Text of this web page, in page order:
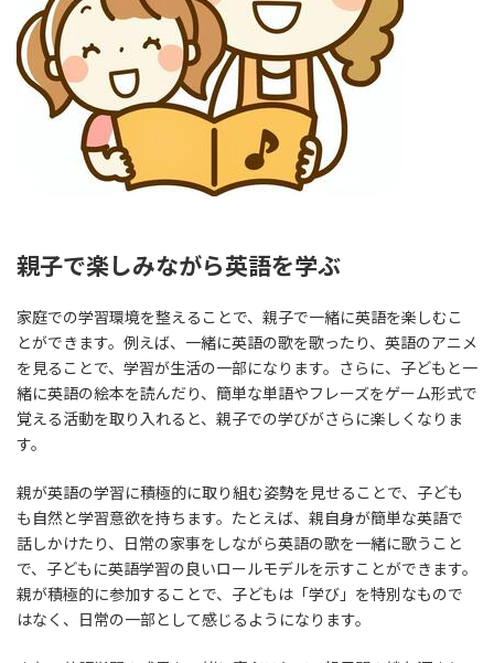
親子で楽しみながら英語を学ぶ
家庭での学習環境を整えることで、親子で一緒に英語を楽しむこ
とができます。例えば、一緒に英語の歌を歌ったり、英語のアニメ
を見ることで、学習が生活の一部になります。さらに、子どもと一
緒に英語の絵本を読んだり、簡単な単語やフレーズをゲーム形式で
覚える活動を取り入れると、親子での学びがさらに楽しくなりま
す。
親が英語の学習に積極的に取り組む姿勢を見せることで、子ども
も自然と学習意欲を持ちます。たとえば、親自身が簡単な英語で
話しかけたり、日常の家事をしながら英語の歌を一緒に歌うこと
で、子どもに英語学習の良いロールモデルを示すことができます。
親が積極的に参加することで、子どもは「学び」を特別なもので
はなく、日常の一部として感じるようになります。